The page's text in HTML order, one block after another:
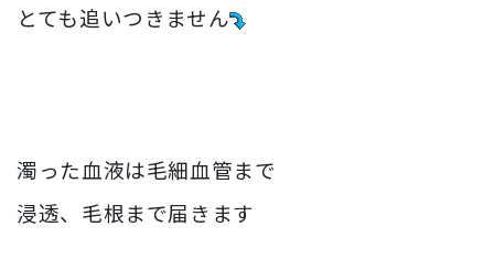
とても追いつきません
濁った血液は毛細血管まで
浸透、毛根まで届きます